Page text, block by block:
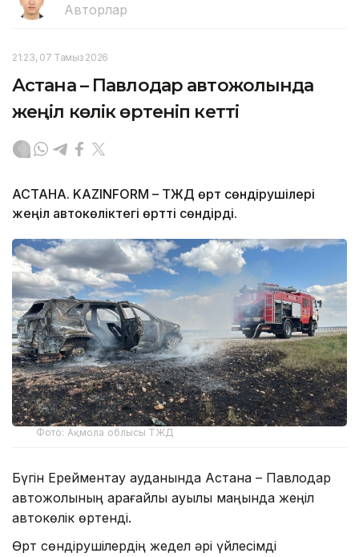
Авторлар
21:23, 07 Тамыз 2026
Астана – Павлодар автожолында
жеңіл көлік өртеніп кетті
АСТАНА. KAZINFORM – ТЖД өрт сөндірушілері
жеңіл автокөліктегі өртті сөндірді.
Фото: Ақмола облысы ТЖД
Бүгін Ерейментау ауданында Астана – Павлодар
автожолының Қарағайлы ауылы маңында жеңіл
автокөлік өртенді.
Өрт сөндірушілердің жедел әрі үйлесімді